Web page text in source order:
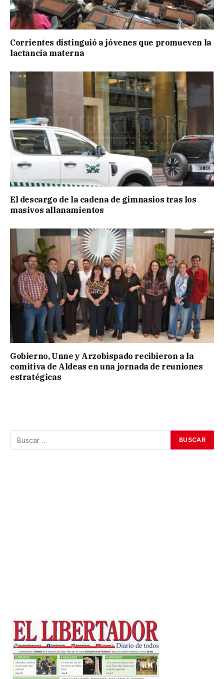
Corrientes distinguió a jóvenes que promueven la
lactancia materna
El descargo de la cadena de gimnasios tras los
masivos allanamientos
Gobierno, Unne y Arzobispado recibieron a la
comitiva de Aldeas en una jornada de reuniones
estratégicas